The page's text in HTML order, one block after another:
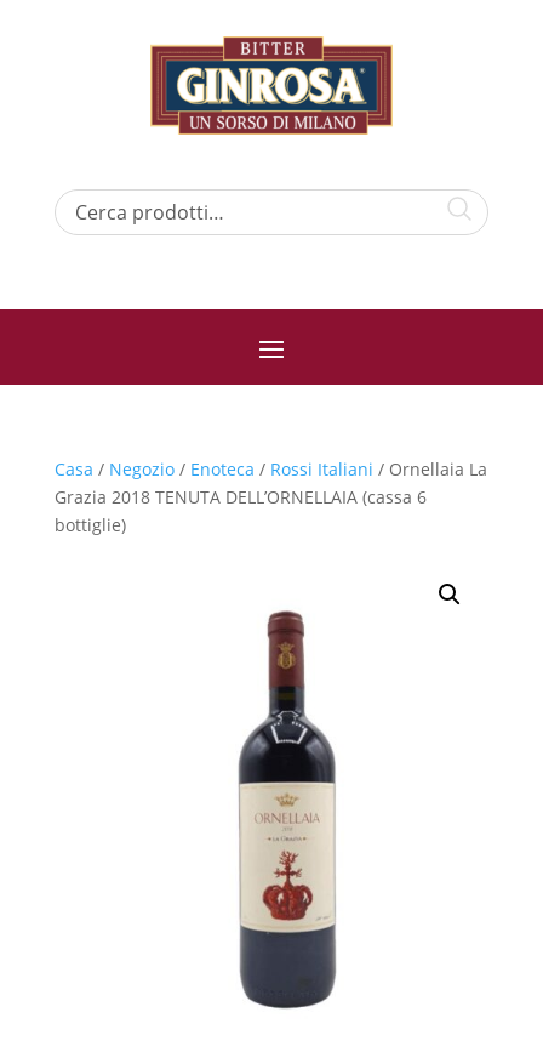
Casa / Negozio/ Enoteca / Rossi Italiani / Ornellaia La
Grazia 2018 TENUTA DELL’ORNELLAIA (cassa 6
bottiglie)